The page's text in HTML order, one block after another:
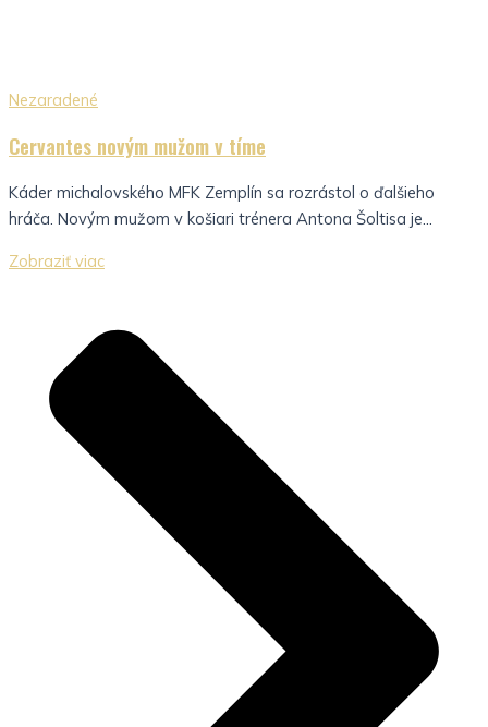
Nezaradené
Cervantes novým mužom v tíme
Káder michalovského MFK Zemplín sa rozrástol o ďalšieho
hráča. Novým mužom v košiari trénera Antona Šoltisa je...
Zobraziť viac